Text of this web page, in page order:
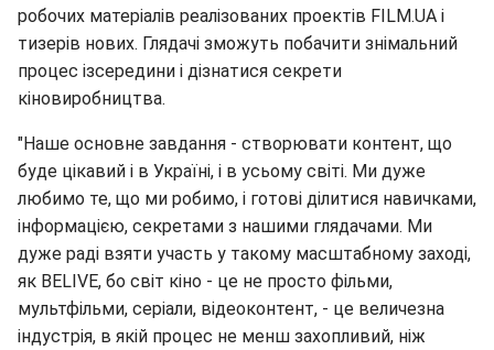
робочих матеріалів реалізованих проектів FILM.UA і
тизерів нових. Глядачі зможуть побачити знімальний
процес ізсередини і дізнатися секрети
кіновиробництва.
"Наше основне завдання - створювати контент, що
буде цікавий і в Україні, і в усьому світі. Ми дуже
любимо те, що ми робимо, і готові ділитися навичками,
інформацією, секретами з нашими глядачами. Ми
дуже раді взяти участь у такому масштабному заході,
як BELIVE, бо світ кіно - це не просто фільми,
мультфільми, серіали, відеоконтент, - це величезна
індустрія, в якій процес не менш захопливий, ніж